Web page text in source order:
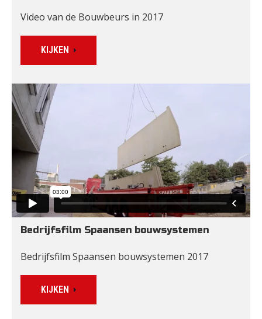
Video van de Bouwbeurs in 2017
KIJKEN
Bedrijfsfilm Spaansen bouwsystemen
Bedrijfsfilm Spaansen bouwsystemen 2017
KIJKEN